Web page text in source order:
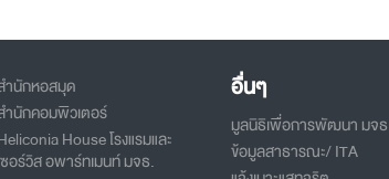
ำนักหอสมุด
ำนักคอมพิวเตอร์
House โรงแรมและ
ซอร์วิส อพาร์ทเมนท์ มจธ.
อื่นๆ
มูลนิธิเพื่อการพัฒนา มจ
ข้อมูลสาธารณะ/ ITA